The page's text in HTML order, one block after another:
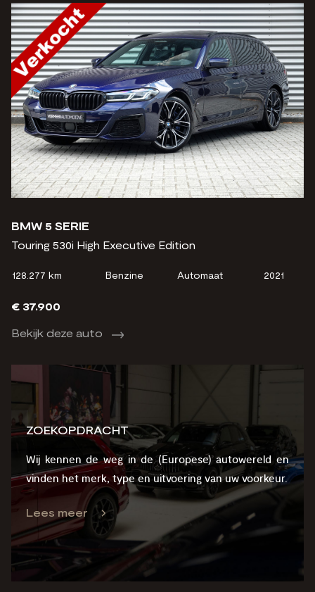
BMW 5 SERIE
Touring 530i High Executive Edition
128.277 km Benzine Automaat 2021
€ 37.900
Bekijk deze auto
ZOEKOPDRACHT
Wij kennen de weg in de (Europese) autowereld en
vinden het merk, type en uitvoering van uw voorkeur.
Lees meer